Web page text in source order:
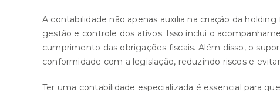
A contabilidade não apenas auxilia na criação da
gestão e controle dos ativos. Isso inclui o
cumprimento das obrigações fiscais. Além disso, o
conformidade com a legislação, reduzindo riscos e
Ter uma contabilidade especializada é essencial para